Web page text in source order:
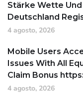
Stärke Wette
Deutschland
4 agosto, 2026
Mobile Users
Issues With All
Claim Bonus
4 agosto, 2026